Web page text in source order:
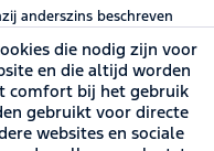
anderszins beschreven
die nodig zijn voor
en die altijd worden
comfort bij het gebruik
gebruikt voor directe
websites en sociale